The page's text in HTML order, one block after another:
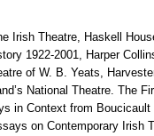
Irish Theatre, Haskell
1922-2001, Harper
of W. Β. Yeats,
National Theatre. The
in Context from
on Contemporary Irish